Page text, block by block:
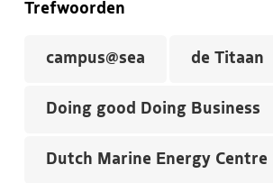
Trefwoorden
campus@sea de Titaan
Doing good Doing Business
Dutch Marine Energy Centre